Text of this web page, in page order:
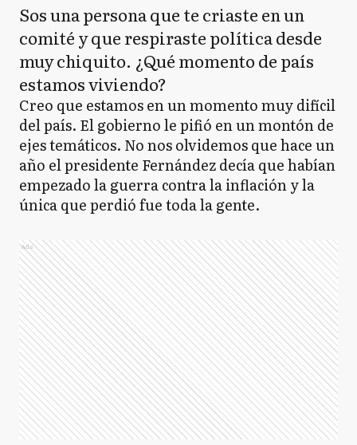
Sos una persona que te criaste en un
comité y que respiraste política desde
muy chiquito. ¿Qué momento de país
estamos viviendo?
Creo que estamos en un momento muy difícil
del país. El gobierno le pifió en un montón de
ejes temáticos. No nos olvidemos que hace un
año el presidente Fernández decía que habían
empezado la guerra contra la inflación y la
única que perdió fue toda la gente.
Ads